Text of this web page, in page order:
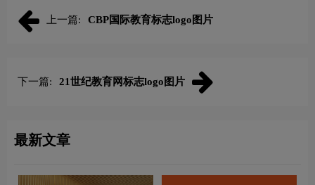
上一篇: CBP国际教育标志logo图片
下一篇: 21世纪教育网标志logo图片
最新文章